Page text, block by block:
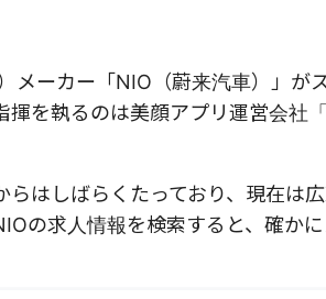
メーカー「NIO（蔚来汽車）」が
揮を執るのは美顔アプリ運営会社
らはしばらくたっており、現在は
の求人情報を検索すると、確か